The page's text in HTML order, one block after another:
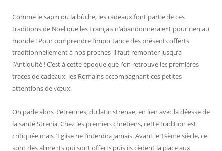
Comme le sapin ou la bûche, les cadeaux font partie de ces
traditions de Noël que les Français n’abandonneraient pour rien au
monde ! Pour comprendre l’importance des présents offerts
traditionnellement à nos proches, il faut remonter jusqu’à
l’Antiquité ! C’est à cette époque que l’on retrouve les premières
traces de cadeaux, les Romains accompagnant ces petites
attentions de vœux.
On parle alors d’étrennes, du latin strenae, en lien avec la déesse de
la santé Strenia. Chez les premiers chrétiens, cette tradition est
critiquée mais l’Eglise ne l’interdira jamais. Avant le 19èmesiècle, ce
sont des aliments qui sont offerts puis ils cèdent la place aux